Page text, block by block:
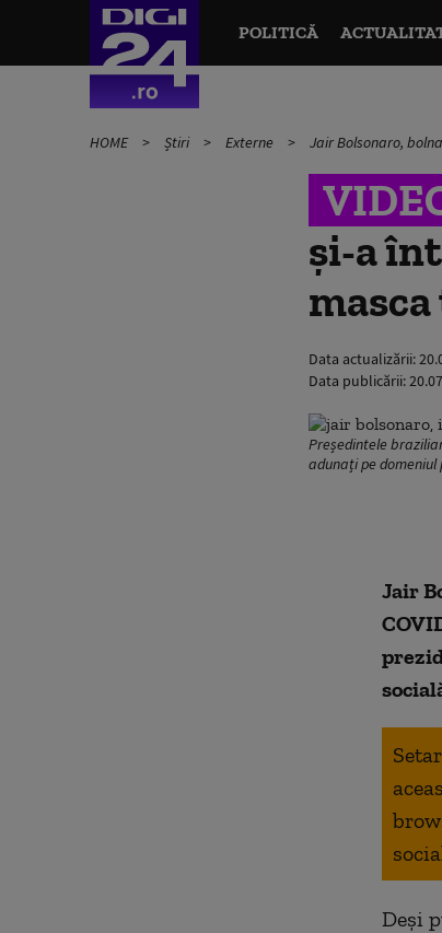
POLITICĂ
HOME Știri Externe Jair Bolsonaro,
și-a
Data actualizării:
Data publicării:
Președintele
adunați pe
Jair
Deși